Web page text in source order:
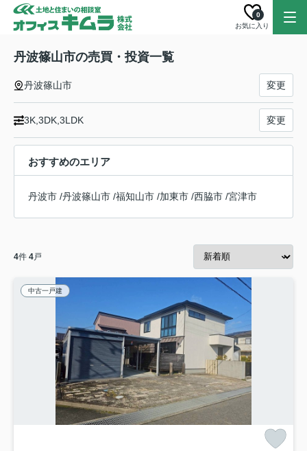
お気に入り
0
丹波篠山市の売買・投資一覧
丹波篠山市 変更
3K,3DK,3LDK 変更
おすすめのエリア
丹波市 /丹波篠山市 /福知山市 /加東市 /西脇市 /宮津市
4件 4戸
中古一戸建